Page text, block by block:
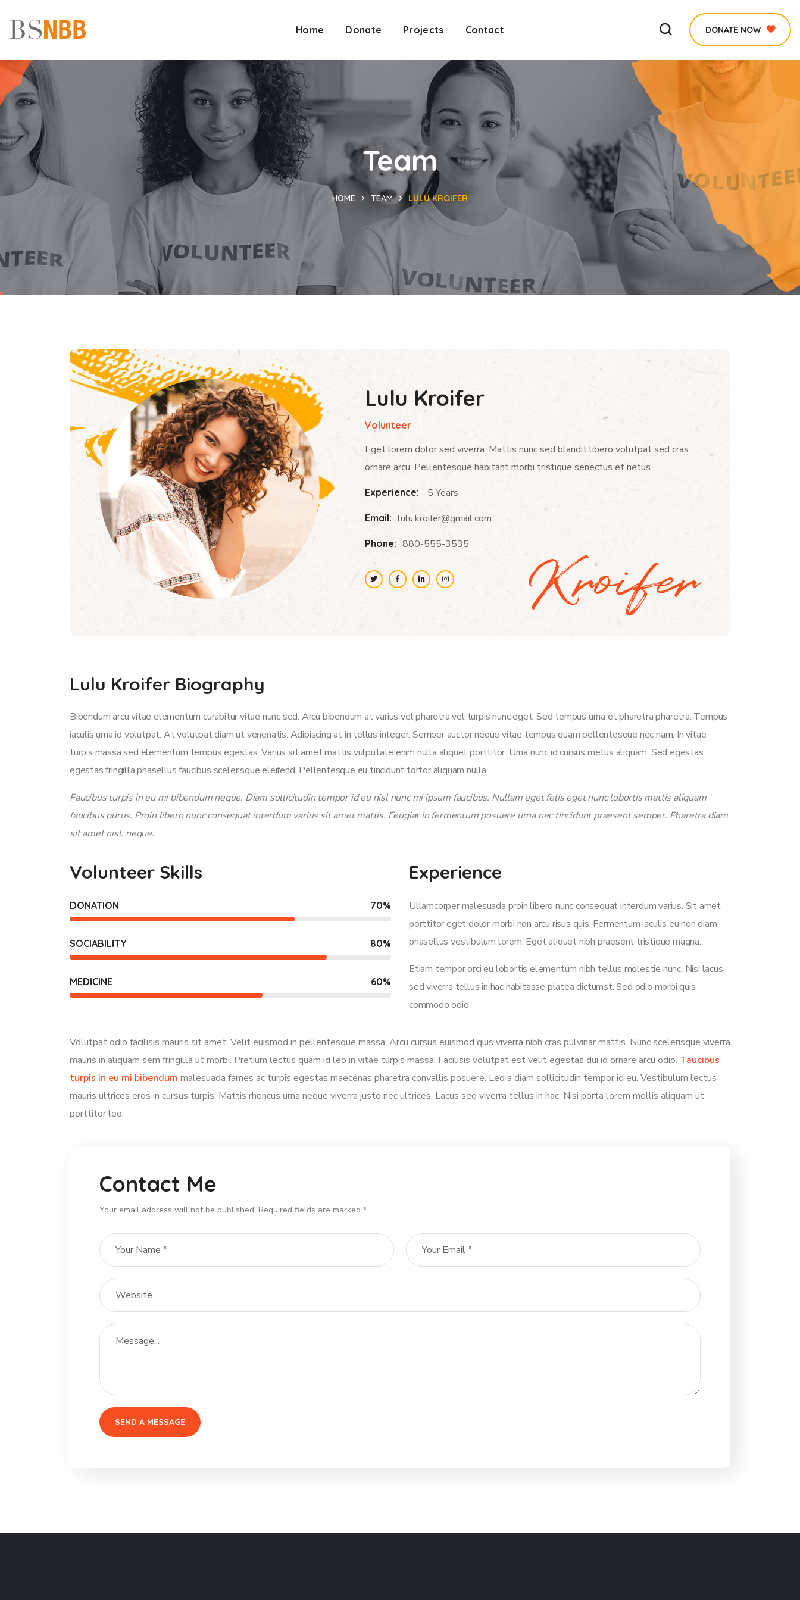
Home Donate Projects Contact DONATE NOW
Team
HOME TEAM LULU KROIFER
Lulu Kroifer
Volunteer
Eget lorem dolor sed viverra. Mattis nunc sed blandit libero volutpat sed cras
ornare arcu. Pellentesque habitant morbi tristique senectus et netus
Experience: 5 Years
Email: lulu.kroifer@gmail.com
Phone: 880-555-3535
Lulu Kroifer Biography
Bibendum arcu vitae elementum curabitur vitae nunc sed. Arcu bibendum at varius vel pharetra vel turpis nunc eget. Sed tempus urna et pharetra pharetra. Tempus
iaculis urna id volutpat. At volutpat diam ut venenatis. Adipiscing at in tellus integer. Semper auctor neque vitae tempus quam pellentesque nec nam. In vitae
turpis massa sed elementum tempus egestas. Varius sit amet mattis vulputate enim nulla aliquet porttitor. Urna nunc id cursus metus aliquam. Sed egestas
egestas fringilla phasellus faucibus scelerisque eleifend. Pellentesque eu tincidunt tortor aliquam nulla.
Faucibus turpis in eu mi bibendum neque. Diam sollicitudin tempor id eu nisl nunc mi ipsum faucibus. Nullam eget felis eget nunc lobortis mattis aliquam
faucibus purus. Proin libero nunc consequat interdum varius sit amet mattis. Feugiat in fermentum posuere urna nec tincidunt praesent semper. Pharetra diam
sit amet nisl. neque.
Volunteer Skills
DONATION 70%
SOCIABILITY 80%
MEDICINE 60%
Experience
Ullamcorper malesuada proin libero nunc consequat interdum varius. Sit amet
porttitor eget dolor morbi non arcu risus quis. Fermentum iaculis eu non diam
phasellus vestibulum lorem. Eget aliquet nibh praesent tristique magna.
Etiam tempor orci eu lobortis elementum nibh tellus molestie nunc. Nisi lacus
sed viverra tellus in hac habitasse platea dictumst. Sed odio morbi quis
commodo odio.
Volutpat odio facilisis mauris sit amet. Velit euismod in pellentesque massa. Arcu cursus euismod quis viverra nibh cras pulvinar mattis. Nunc scelerisque viverra
mauris in aliquam sem fringilla ut morbi. Pretium lectus quam id leo in vitae turpis massa. Facilisis volutpat est velit egestas dui id ornare arcu odio. Taucibus
turpis in eu mi bibendum malesuada fames ac turpis egestas maecenas pharetra convallis posuere. Leo a diam sollicitudin tempor id eu. Vestibulum lectus
mauris ultrices eros in cursus turpis. Mattis rhoncus urna neque viverra justo nec ultrices. Lacus sed viverra tellus in hac. Nisi porta lorem mollis aliquam ut
porttitor leo.
Contact Me
Your email address will not be published. Required fields are marked *